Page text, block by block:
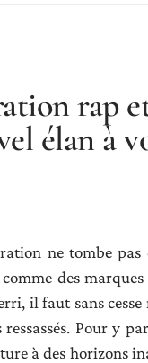
rap
élan à
ne tombe pas
des
il faut sans
Pour y
à des horizons